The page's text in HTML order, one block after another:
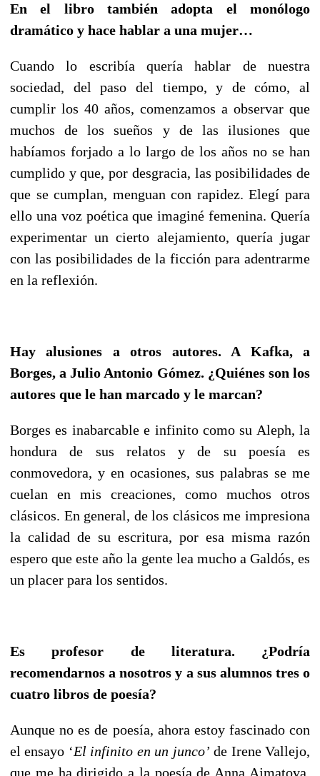
En el libro también adopta el monólogo
dramático y hace hablar a una mujer…
Cuando lo escribía quería hablar de nuestra
sociedad, del paso del tiempo, y de cómo, al
cumplir los 40 años, comenzamos a observar que
muchos de los sueños y de las ilusiones que
habíamos forjado a lo largo de los años no se han
cumplido y que, por desgracia, las posibilidades de
que se cumplan, menguan con rapidez. Elegí para
ello una voz poética que imaginé femenina. Quería
experimentar un cierto alejamiento, quería jugar
con las posibilidades de la ficción para adentrarme
en la reflexión.
Hay alusiones a otros autores. A Kafka, a
Borges, a Julio Antonio Gómez. ¿Quiénes son los
autores que le han marcado y le marcan?
Borges es inabarcable e infinito como su Aleph, la
hondura de sus relatos y de su poesía es
conmovedora, y en ocasiones, sus palabras se me
cuelan en mis creaciones, como muchos otros
clásicos. En general, de los clásicos me impresiona
la calidad de su escritura, por esa misma razón
espero que este año la gente lea mucho a Galdós, es
un placer para los sentidos.
Es profesor de literatura. ¿Podría
recomendarnos a nosotros y a sus alumnos tres o
cuatro libros de poesía?
Aunque no es de poesía, ahora estoy fascinado con
el ensayo ‘El infinito en un junco’ de Irene Vallejo,
que me ha dirigido a la poesía de Anna Ajmatova,